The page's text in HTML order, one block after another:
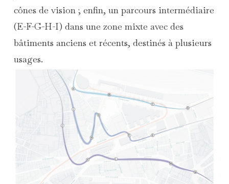
cônes de vision ; enfin, un parcours intermédiaire
(E-F-G-H-I) dans une zone mixte avec des
bâtiments anciens et récents, destinés à plusieurs
usages.